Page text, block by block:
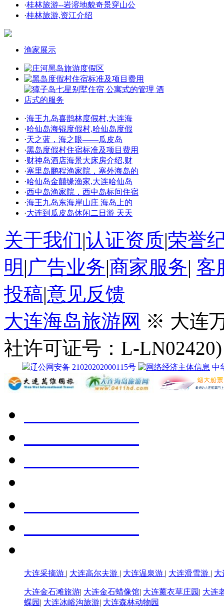
·桂林旅游--岩溶地貌奇景穿山公
·桂林旅游,资江介绍
渔家展示
·海王九岛喜鹊林度假村,大连海
·哈仙岛海锟度假村,哈仙岛度假
·天之蓝，海之眼——瓜皮岛
·黑岛度假村住宿标准及项目费用
·财神岛酒店海景大床房介绍,财
·塞里岛鹏程渔家院，塞外海岛的
·哈仙岛金囍缘渔家,大连哈仙岛
·西中岛渔家院，西中岛标间住宿
·海王九岛东海岸山庄 海岛上的
·大连到瓜皮岛休闲二日游 天天
关于我们|认证资质|荣誉
明 |广告业务|商家服务| 客
投稿|意见反馈
大连海岛旅游网 ※ 大连
社许可证号：L-LN02420)
辽公网安备 21020202000115号 中
大连采摘游 | 大连高尔夫游 | 大连温泉游 | 大连滑雪游 |
大连金石滩旅游| 大连金石蜡像馆| 大连薰衣草庄园 | 大连
蝶园 | 大连冰峪沟旅游| 大连森林动物园